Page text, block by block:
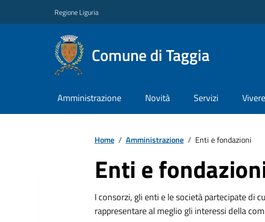
Regione Liguria
Comune di Taggia
Amministrazione Novità Servizi
Home / Amministrazione / Enti e fondazioni
Enti e
I consorzi, gli enti e le società partecipate di
rappresentare al meglio gli interessi della